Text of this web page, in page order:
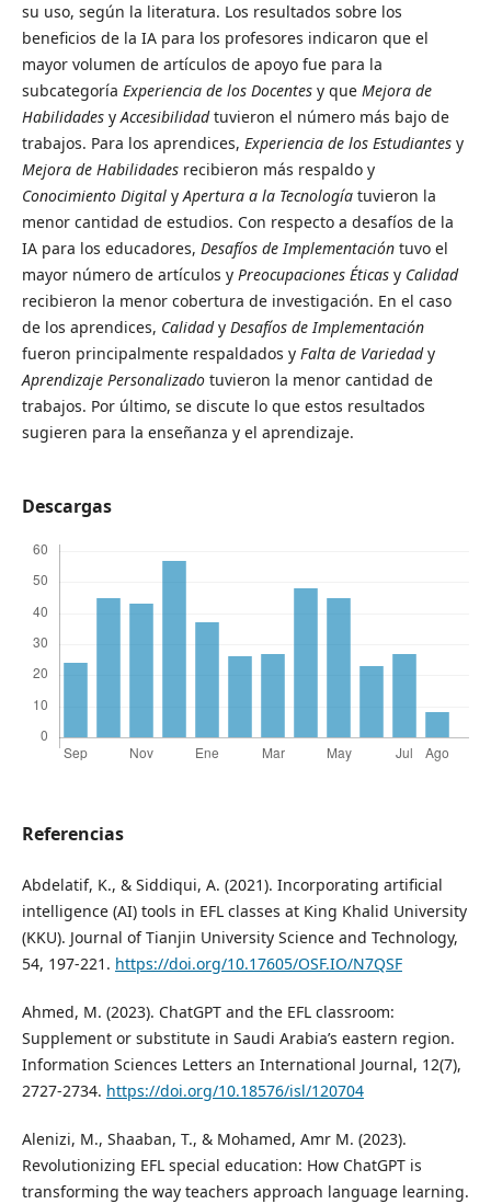
su uso, según la literatura. Los resultados sobre los
beneficios de la IA para los profesores indicaron que el
mayor volumen de artículos de apoyo fue para la
subcategoría Experiencia de los Docentes y que Mejora de
HabilidadesyAccesibilidadtuvieron el número más bajo de
trabajos. Para los aprendices, Experiencia de los Estudiantes y
Mejora de Habilidades recibieron más respaldo y
Conocimiento DigitalyApertura a la Tecnologíatuvieron la
menor cantidad de estudios. Con respecto a desafíos de la
IA para los educadores, Desafíos de Implementacióntuvo el
mayor número de artículos y Preocupaciones Éticasy Calidad
recibieron la menor cobertura de investigación. En el caso
de los aprendices, Calidady Desafíos de Implementación
fueron principalmente respaldados y Falta de Variedady
Aprendizaje Personalizadotuvieron la menor cantidad de
trabajos. Por último, se discute lo que estos resultados
sugieren para la enseñanza y el aprendizaje.
Descargas
Referencias
Abdelatif, K., & Siddiqui, A. (2021). Incorporating artificial
intelligence (AI) tools in EFL classes at King Khalid University
(KKU). Journal of Tianjin University Science and Technology,
54, 197-221. https://doi.org/10.17605/OSF.IO/N7QSF
Ahmed, M. (2023). ChatGPT and the EFL classroom:
Supplement or substitute in Saudi Arabia’s eastern region.
Information Sciences Letters an International Journal, 12(7),
2727-2734. https://doi.org/10.18576/isl/120704
Alenizi, M., Shaaban, T., & Mohamed, Amr M. (2023).
Revolutionizing EFL special education: How ChatGPT is
transforming the way teachers approach language learning.